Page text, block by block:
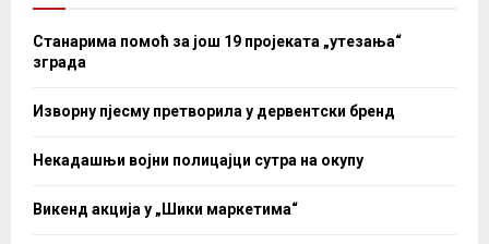
Станарима помоћ за још 19 пројеката „утезања“
зграда
Изворну пјесму претворила у дервентски бренд
Некадашњи војни полицајци сутра на окупу
Викенд акција у „Шики маркетима“